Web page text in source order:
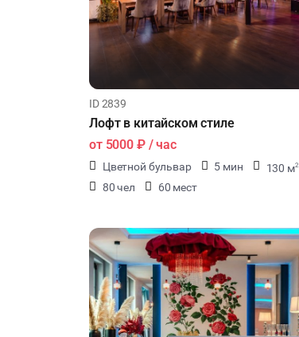
ID 2839
Лофт в китайском стиле
от 5000 ₽/ час
Цветной бульвар 5 мин 130 м2
80 чел
60 мест